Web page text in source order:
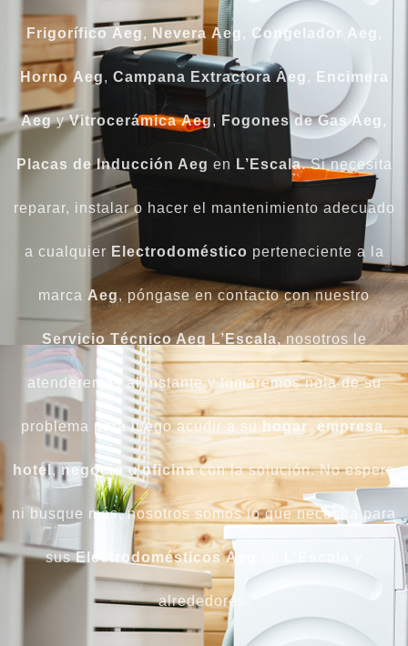
Frigorífico Aeg, Nevera Aeg , Congelador Aeg ,
Horno Aeg, Campana Extractora Aeg , Encimera
AegyVitrocerámica Aeg, Fogones de Gas Aeg ,
Placas de Inducción Aeg en L’Escala.Si necesita
reparar, instalar o hacer el mantenimiento adecuado
a cualquier Electrodoméstico perteneciente a la
marca Aeg, póngase en contacto con nuestro
Servicio Técnico Aeg L’Escala, nosotros le
atenderemos al instante y tomaremos nota de su
problema para luego acudir a su hogar, empresa,
hotel , negocio uoficinacon la solución. No espere
ni busque más, nosotros somos lo que necesita para
susElectrodomésticos Aeg
alrededores.